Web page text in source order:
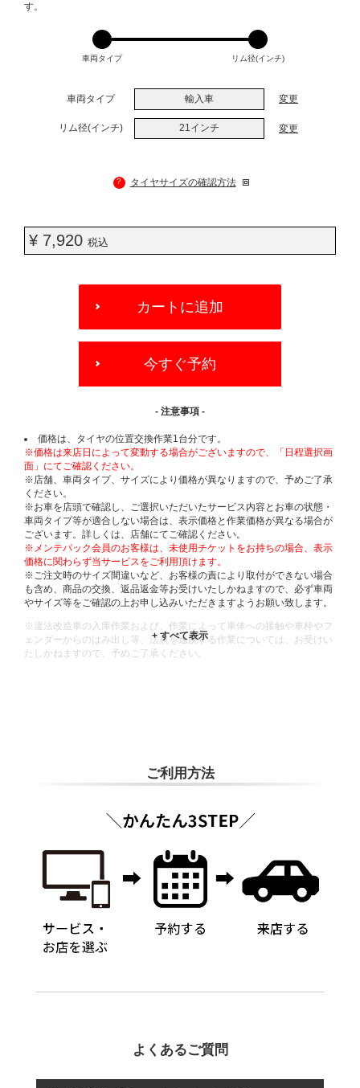
す。
車両タイプ リム径(インチ)
車両タイプ 輸入車 変更
リム径(インチ) 21インチ 変更
? タイヤサイズの確認方法
¥ 7,920 税込
OPTIONS
カートに追加
今すぐ予約
- 注意事項 -
価格は、タイヤの位置交換作業1台分です。
※価格は来店日によって変動する場合がございますので、「日程選択画
面」にてご確認ください。
※店舗、車両タイプ、サイズにより価格が異なりますので、予めご了承
ください。
※お車を店頭で確認し、ご選択いただいたサービス内容とお車の状態・
車両タイプ等が適合しない場合は、表示価格と作業価格が異なる場合が
ございます。詳しくは、店舗にてご確認ください。
※メンテパック会員のお客様は、未使用チケットをお持ちの場合、表示
価格に関わらず当サービスをご利用頂けます。
※ご注文時のサイズ間違いなど、お客様の責により取付ができない場合
も含め、商品の交換、返品返金等お受けいたしかねますので、必ず車両
やサイズ等をご確認の上お申し込みいただきますようお願い致します。
※違法改造車の入庫作業および、作業によって車体への接触や車枠やフ
ェンダーからのはみ出し等、法規を逸脱する作業については、お受けい
たしかねますので、予めご了承ください。
ご利用方法
よくあるご質問